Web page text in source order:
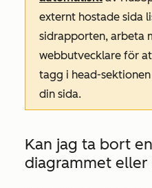
externt hostade sida
sidrapporten, arbeta
webbutvecklare för
tagg i head-
din sida.
Kan jag ta bort
diagrammet eller